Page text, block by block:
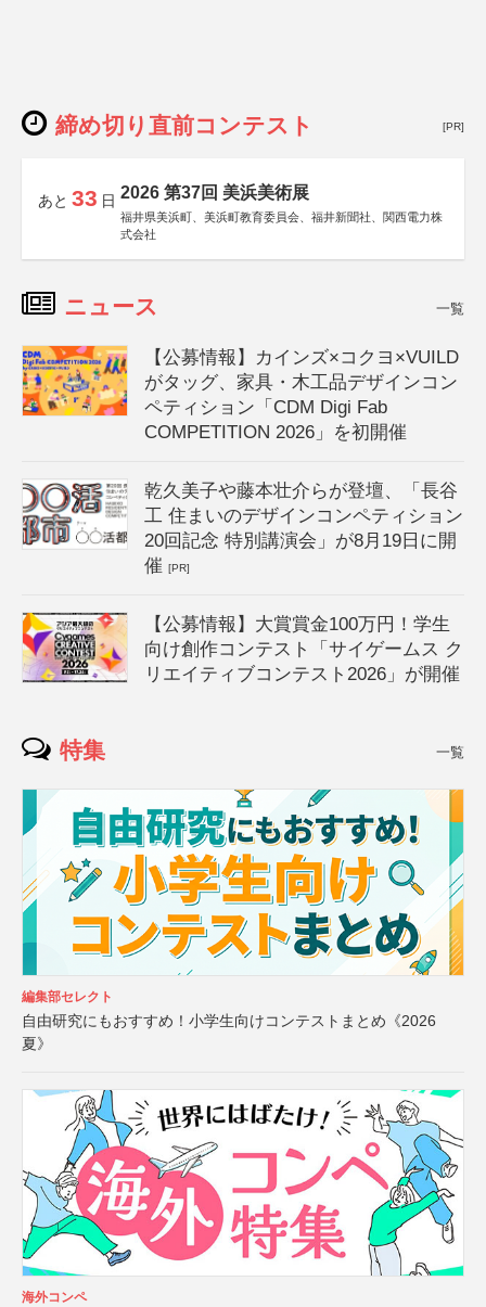
締め切り直前コンテスト [PR]
あと 33 日 2026 第37回 美浜美術展
福井県美浜町、美浜町教育委員会、福井新聞社、関西電力株
式会社
ニュース 一覧
【公募情報】カインズ×コクヨ×VUILD
がタッグ、家具・木工品デザインコン
ペティション「CDM Digi Fab
COMPETITION 2026」を初開催
乾久美子や藤本壮介らが登壇、「長谷
工 住まいのデザインコンペティション
20回記念 特別講演会」が8月19日に開
催[PR]
【公募情報】大賞賞金100万円！学生
向け創作コンテスト「サイゲームス ク
リエイティブコンテスト2026」が開催
特集 一覧
編集部セレクト
自由研究にもおすすめ！小学生向けコンテストまとめ《2026
夏》
海外コンペ